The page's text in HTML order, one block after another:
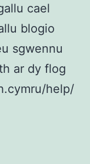
cael
blogio
sgwennu
ar dy flog
help/